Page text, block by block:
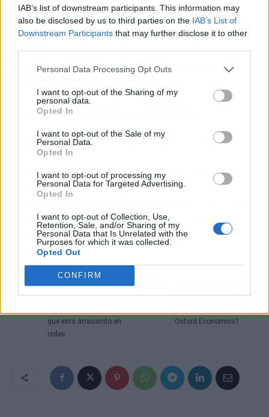
IAB’s list of downstream participants. This information may
also be disclosed by us to third parties on the IAB’s List of
Downstream Participants that may further disclose it to other
Personal Data Processing Opt Outs
I want to opt-out of the Sharing of my
personal data.
Opted In
I want to opt-out of the Sale of my
Personal Data.
Opted In
I want to opt-out of processing my
Personal Data for Targeted Advertising.
Opted In
I want to opt-out of Collection, Use,
Retention, Sale, and/or Sharing of my
Personal Data that Is Unrelated with the
Purposes for which it was collected.
Opted Out
CONFIRM
sabido reinvertir sus ingresos televisivos y
formarse como policía le da un perfil de
'currante' que conecta con muchagente.El ex
de 'Sálvame' demuestra que no todo es
postureo en redes
, aunque habrá quien
El chisme en 3 claves (TL;DR)
¿Quiénes son los protagonistas?Rafa Mora, excolaborador
de 'Sálvame' y ahora policía municipal.
¿Cuál es el drama?Ha desvelado que gana 6.000 euros al
mes alquilando pisos que compró por 40.000 €.
entre su éxito inmobiliario y la realidad de los jóvenes
alquileres es demoledor.
Artículo anterior
armario y su esposa
que está arrasando en
redes
vivienda: ¿qué dicen los
Oxford Economics?